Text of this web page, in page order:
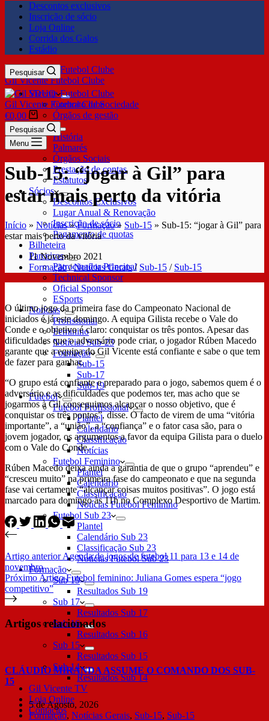
Descontos exclusivos
Inscrição de sócio
Loja Online
Corrida dos Galos
Estádio
Gil Vicente Futebol Clube
Pesquisar
SDUQ
Contrato de Sociedade
Órgãos de gestão
Clube
História
Palmarés
Órgãos Sociais
Prestação de contas
Estatutos
Sócios
Descontos Exclusivos
Lugar Anual & Renovação
Inscrição de sócio
Pagamento de quotas
Bilheteira
Parceiros
Patrocinador Principal
Technical Sponsor
Oficial Sponsor
ESports
Notícias
Profissional
Feminino
Notícias Sub-23
Formação
Sub-15
Sub-17
Sub-19
Futebol
Futebol Profissional
Plantel
Calendário
Classificação
Notícias
Futebol Feminino
Plantel
Calendário
Classificação
Notícias Futebol Feminino
Futebol Sub 23
Plantel
Calendário Sub 23
Classificação Sub 23
Notícias Futebol Sub 23
Formação
Sub 19
Resultados Sub 19
Sub 17
Resultados Sub 17
Sub 16
Resultados Sub 16
Sub 15
Resultados Sub 15
Sub 14
Resultados Sub 14
Gil Vicente TV
Loja Online
Contactos
Gil Vicente Futebol Clube
€0,00
Pesquisar
Menu
Sub-15: “jogar à Gil” para
estar mais perto da vitória
Início » Notícias»Formação» Sub-15 » Sub-15: “jogar à Gil” para
estar mais perto da vitória
11 Novembro 2021
Formação/Notícias Gerais/ Sub-15 / Sub-15
O último jogo da primeira fase do Campeonato Nacional de
iniciados é já este domingo. A equipa Gilista recebe o Vale do
Conde e o objetivo é claro: conquistar os três pontos. Apesar das
dificuldades que o adversário pode criar, o jogador Rúben Macedo
garante que a equipa do Gil Vicente está confiante e sabe o que tem
de fazer para ganhar.
“O grupo está confiante e preparado para o jogo, sabemos quem é o
adversário e as dificuldades que podemos ter, mas acho que se
jogarmos à Gil conseguimos alcançar o nosso objetivo, que é
conquistar os três pontos”, disse. O facto de virem de uma “vitória
importante”, a “união”, a “confiança” e o fator casa são, para o
jovem jogador, os argumentos a favor da equipa Gilista para o duelo
com o Vale do Conde.
Rúben Macedo deixa ainda a garantia de que o grupo “aprendeu” e
“cresceu muito” na primeira fase do campeonato e que na segunda
fase vai certamente “alcançar coisas muitos positivas”. O jogo está
marcado para domingo às 11h no Complexo Desportivo de Martim.
Artigo anteriorAgenda de jogos de futebol 11 para 13 e 14 de
novembro
Próximo Artigo Futebol feminino: Juliana Gomes espera “jogo
competitivo”
Artigos relacionados
CLÁUDIO MIRANDA ASSUME O COMANDO DOS SUB-
15
5 de Agosto, 2026
Formação, Notícias Gerais, Sub-15, Sub-15